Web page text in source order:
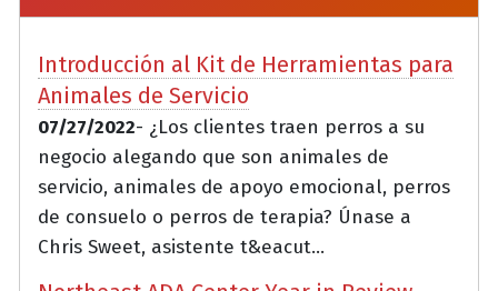
Introducción al Kit de Herramientas para
Animales de Servicio
07/27/2022- ¿Los clientes traen perros a su
negocio alegando que son animales de
servicio, animales de apoyo emocional, perros
de consuelo o perros de terapia? Únase a
Chris Sweet, asistente t&eacut...